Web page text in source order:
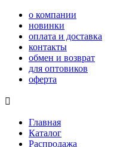
о компании
новинки
оплата и доставка
контакты
обмен и возврат
для оптовиков
оферта

Главная
Каталог
Распродажа